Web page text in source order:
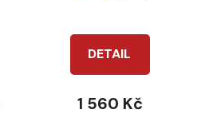
DETAIL
1 560 Kč